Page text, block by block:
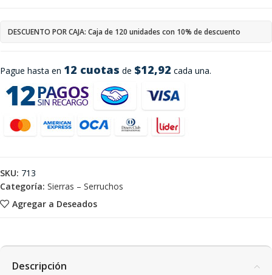
Pague hasta en 12 cuotas de $12,92 cada una.
DESCUENTO POR CAJA: Caja de 120 unidades con 10% de descuento
Agregar a Deseados
SKU: 713
Categoría: Sierras – Serruchos
Descripción